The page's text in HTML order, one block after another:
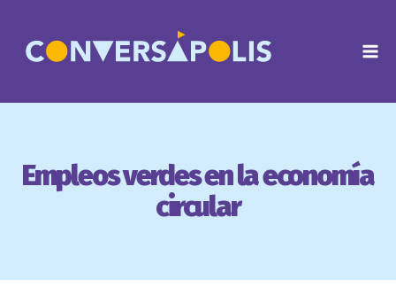
contenido
Empleos verdes en la economía
circular